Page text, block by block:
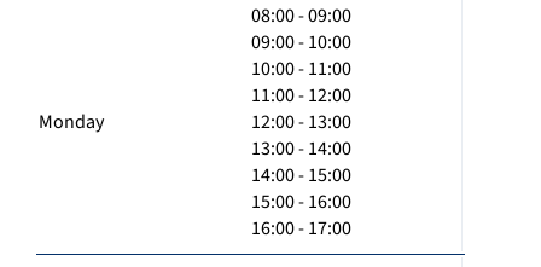
Monday
08:00 - 09:00
09:00 - 10:00
10:00 - 11:00
11:00 - 12:00
12:00 - 13:00
13:00 - 14:00
14:00 - 15:00
15:00 - 16:00
16:00 - 17:00